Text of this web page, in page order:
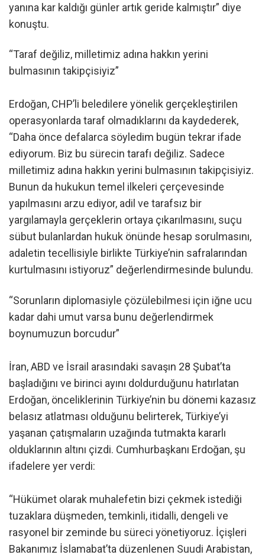
yanına kar kaldığı günler artık geride kalmıştır” diye
konuştu.
“Taraf değiliz, milletimiz adına hakkın yerini
bulmasının takipçisiyiz”
Erdoğan, CHP’li beledilere yönelik gerçekleştirilen
operasyonlarda taraf olmadıklarını da kaydederek,
“Daha önce defalarca söyledim bugün tekrar ifade
ediyorum. Biz bu sürecin tarafı değiliz. Sadece
milletimiz adına hakkın yerini bulmasının takipçisiyiz.
Bunun da hukukun temel ilkeleri çerçevesinde
yapılmasını arzu ediyor, adil ve tarafsız bir
yargılamayla gerçeklerin ortaya çıkarılmasını, suçu
sübut bulanlardan hukuk önünde hesap sorulmasını,
adaletin tecellisiyle birlikte Türkiye’nin safralarından
kurtulmasını istiyoruz” değerlendirmesinde bulundu.
“Sorunların diplomasiyle çözülebilmesi için iğne ucu
kadar dahi umut varsa bunu değerlendirmek
boynumuzun borcudur”
İran, ABD ve İsrail arasındaki savaşın 28 Şubat’ta
başladığını ve birinci ayını doldurduğunu hatırlatan
Erdoğan, önceliklerinin Türkiye’nin bu dönemi kazasız
belasız atlatması olduğunu belirterek, Türkiye’yi
yaşanan çatışmaların uzağında tutmakta kararlı
olduklarının altını çizdi. Cumhurbaşkanı Erdoğan, şu
ifadelere yer verdi:
“Hükümet olarak muhalefetin bizi çekmek istediği
tuzaklara düşmeden, temkinli, itidalli, dengeli ve
rasyonel bir zeminde bu süreci yönetiyoruz. İçişleri
Bakanımız İslamabat’ta düzenlenen Suudi Arabistan,